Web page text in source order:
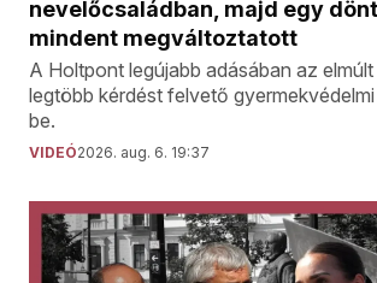
nevelőcsaládban, majd egy
mindent megváltoztatott
A Holtpont legújabb adásában az
legtöbb kérdést felvető
be.
VIDEÓ2026. aug. 6. 19:37